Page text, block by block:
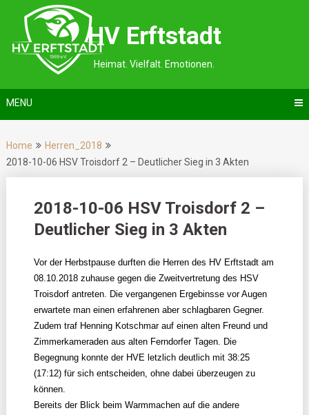
content
HV Erftstadt
Heimat. Vielfalt. Emotionen.
MENU
Home
Herren_2018
2018-10-06 HSV Troisdorf 2 – Deutlicher Sieg in 3 Akten
2018-10-06 HSV Troisdorf 2 –
Deutlicher Sieg in 3 Akten
Vor der Herbstpause durften die Herren des HV Erftstadt am
08.10.2018 zuhause gegen die Zweitvertretung des HSV
Troisdorf antreten. Die vergangenen Ergebinsse vor Augen
erwartete man einen erfahrenen aber schlagbaren Gegner.
Zudem traf Henning Kotschmar auf einen alten Freund und
Zimmerkameraden aus alten Ferndorfer Tagen. Die
Begegnung konnte der HVE letzlich deutlich mit 38:25
(17:12) für sich entscheiden, ohne dabei überzeugen zu
können.
Bereits der Blick beim Warmmachen auf die andere